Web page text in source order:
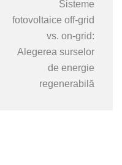
Sisteme
fotovoltaice off-grid
vs. on-grid:
Alegerea surselor
de energie
regenerabilă